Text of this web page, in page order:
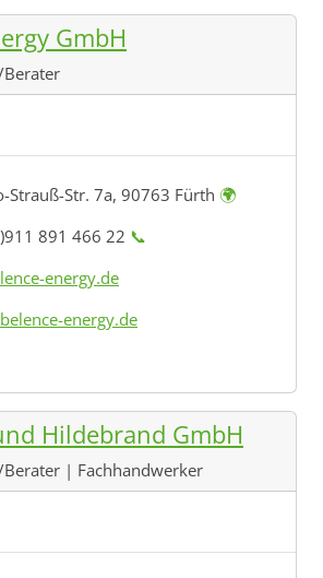
GmbH
Strauß-Str. 7a, 90763 Fürth 🌍
891 466 22 📞
energy.de
energy.de
Hildebrand GmbH
Berater | Fachhandwerker